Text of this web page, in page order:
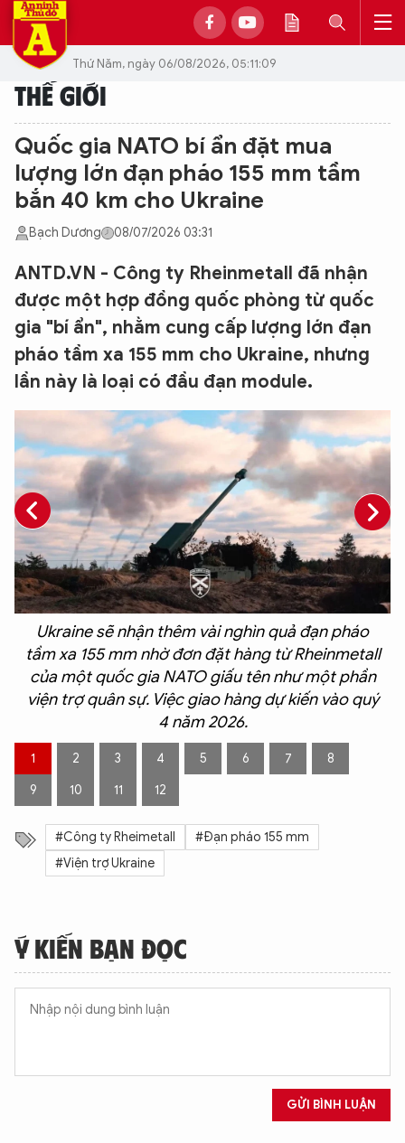
Thứ Năm, ngày 06/08/2026, 05:11:09
THẾ GIỚI
Quốc gia NATO bí ẩn đặt mua
lượng lớn đạn pháo 155 mm tầm
bắn 40 km cho Ukraine
Bạch Dương 08/07/2026 03:31
ANTD.VN - Công ty Rheinmetall đã nhận
được một hợp đồng quốc phòng từ quốc
gia "bí ẩn", nhằm cung cấp lượng lớn đạn
pháo tầm xa 155 mm cho Ukraine, nhưng
lần này là loại có đầu đạn module.
Ukraine sẽ nhận thêm vài nghìn quả đạn pháo
tầm xa 155 mm nhờ đơn đặt hàng từ Rheinmetall
của một quốc gia NATO giấu tên như một phần
viện trợ quân sự. Việc giao hàng dự kiến ​​vào quý
4 năm 2026.
1 2 3 4 5 6 7 8
9 10 11 12
#Công ty Rheimetall
#Đạn pháo 155 mm
#Viện trợ Ukraine
Ý KIẾN BẠN ĐỌC
GỬI BÌNH LUẬN